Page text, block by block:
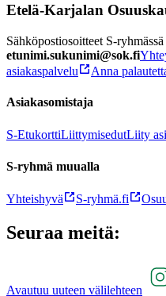
Etelä-Karjalan
Sähköpostiosoitteet S-
etunimi.sukunimi@sok.fi
asiakaspalvelu
Anna
Asiakasomistaja
S-EtukorttiLiittymisedutLiity
S-ryhmä muualla
Yhteishyvä S-ryhmä.fi
Seuraa meitä:
Avautuu uuteen välilehteen